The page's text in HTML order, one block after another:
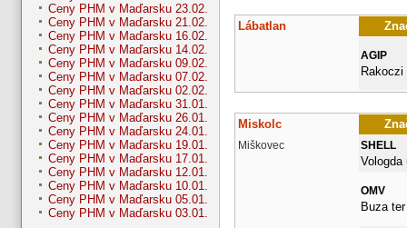
Ceny PHM v Maďarsku 23.02.
Ceny PHM v Maďarsku 21.02.
Ceny PHM v Maďarsku 16.02.
Ceny PHM v Maďarsku 14.02.
Ceny PHM v Maďarsku 09.02.
Ceny PHM v Maďarsku 07.02.
Ceny PHM v Maďarsku 02.02.
Ceny PHM v Maďarsku 31.01.
Ceny PHM v Maďarsku 26.01.
Ceny PHM v Maďarsku 24.01.
Ceny PHM v Maďarsku 19.01.
Ceny PHM v Maďarsku 17.01.
Ceny PHM v Maďarsku 12.01.
Ceny PHM v Maďarsku 10.01.
Ceny PHM v Maďarsku 05.01.
Ceny PHM v Maďarsku 03.01.
Lábatlan
AGIP
Rakoczi
Miskolc
Miškovec SHELL
Vologda
OMV
Buza ter